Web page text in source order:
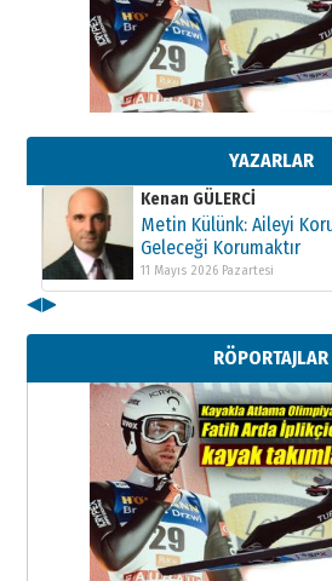
YAZARLAR
Kenan GÜLERCİ
Metin Külünk: Aileyi
Geleceği Korumaktır
Kenan GÜLERCİ
Metin Külünk: Aileyi
Geleceği Korumaktır
11 Mayıs 2026 Pazartesi
Kenan GÜLERCİ
Geleceği Korumaktır
11 Mayıs 2026 Pazartesi
◀▶
RÖPORTAJLAR